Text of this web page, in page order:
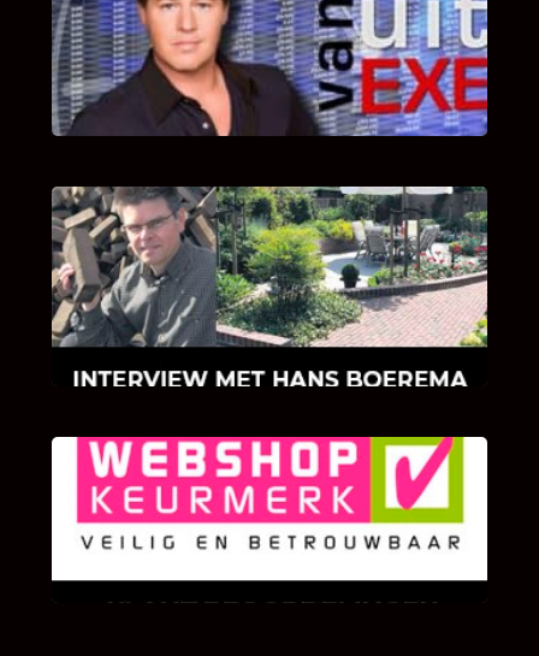
Bekijk hier de fragmenten van de deelname
van Bricks and Stones aan dit programma.
INTERVIEW MET HANS BOEREMA
Hoe Bricks and Stones ontstaan is en wat
Hans Boerema motiveert in de wereld van
klinkers en tegels!
KLANT BEOORDELINGEN
We zijn er zeer op gesteld om te weten wat u
als klant van ons en onze diensten vindt.